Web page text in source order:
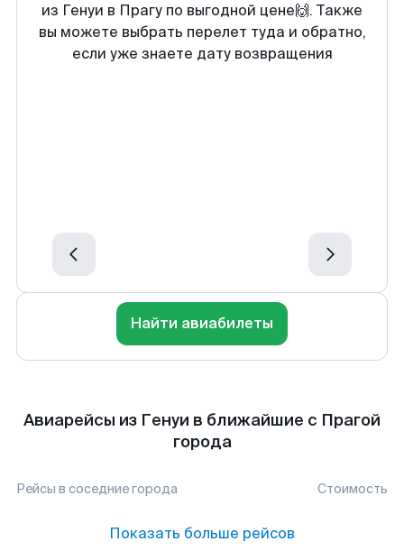
из Генуи в Прагу по выгодной цене🙌. Также
вы можете выбрать перелет туда и обратно,
если уже знаете дату возвращения
Найти авиабилеты
Авиарейсы из Генуи в ближайшие с Прагой
города
Рейсы в соседние города Стоимость
Показать больше рейсов